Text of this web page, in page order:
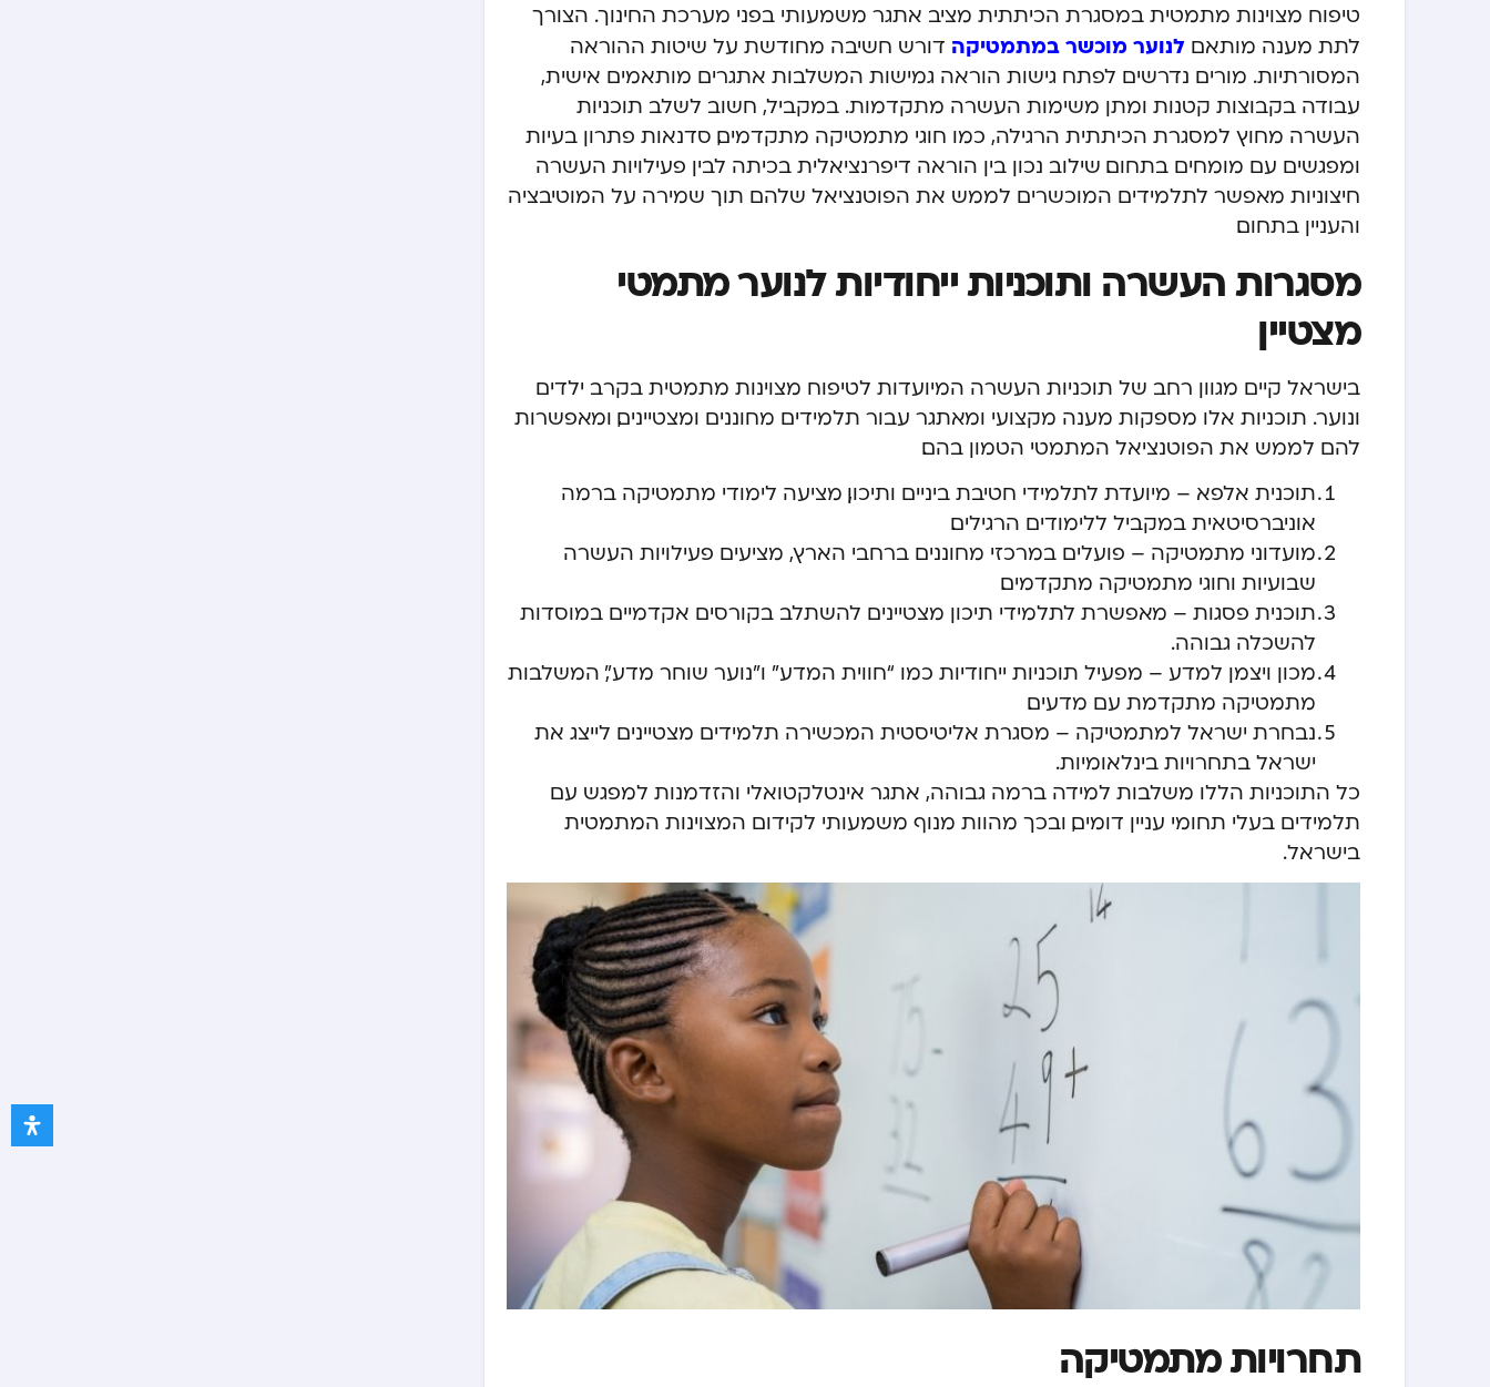
טיפוח מצוינות מתמטית במסגרת הכיתתית מציב אתגר משמעותי בפני מערכת החינוך. הצורך
לתת מענה מותאם לנוער מוכשר במתמטיקה דורש חשיבה מחודשת על שיטות ההוראה
המסורתיות. מורים נדרשים לפתח גישות הוראה גמישות המשלבות אתגרים מותאמים אישית,
עבודה בקבוצות קטנות ומתן משימות העשרה מתקדמות. במקביל, חשוב לשלב תוכניות
העשרה מחוץ למסגרת הכיתתית הרגילה, כמו חוגי מתמטיקה מתקדמים, סדנאות פתרון בעיות
ומפגשים עם מומחים בתחום. שילוב נכון בין הוראה דיפרנציאלית בכיתה לבין פעילויות העשרה
חיצוניות מאפשר לתלמידים המוכשרים לממש את הפוטנציאל שלהם תוך שמירה על המוטיבציה
והעניין בתחום.
מסגרות העשרה ותוכניות ייחודיות לנוער מתמטי
מצטיין
בישראל קיים מגוון רחב של תוכניות העשרה המיועדות לטיפוח מצוינות מתמטית בקרב ילדים
ונוער. תוכניות אלו מספקות מענה מקצועי ומאתגר עבור תלמידים מחוננים ומצטיינים, ומאפשרות
להם לממש את הפוטנציאל המתמטי הטמון בהם.
תוכנית אלפא – מיועדת לתלמידי חטיבת ביניים ותיכון, מציעה לימודי מתמטיקה ברמה
אוניברסיטאית במקביל ללימודים הרגילים.
מועדוני מתמטיקה – פועלים במרכזי מחוננים ברחבי הארץ, מציעים פעילויות העשרה
שבועיות וחוגי מתמטיקה מתקדמים.
תוכנית פסגות – מאפשרת לתלמידי תיכון מצטיינים להשתלב בקורסים אקדמיים במוסדות
להשכלה גבוהה.
מכון ויצמן למדע – מפעיל תוכניות ייחודיות כמו “חווית המדע” ו”נוער שוחר מדע”, המשלבות
מתמטיקה מתקדמת עם מדעים.
נבחרת ישראל למתמטיקה – מסגרת אליטיסטית המכשירה תלמידים מצטיינים לייצג את
ישראל בתחרויות בינלאומיות.
כל התוכניות הללו משלבות למידה ברמה גבוהה, אתגר אינטלקטואלי והזדמנות למפגש עם
תלמידים בעלי תחומי עניין דומים, ובכך מהוות מנוף משמעותי לקידום המצוינות המתמטית
בישראל.
תחרויות מתמטיקה